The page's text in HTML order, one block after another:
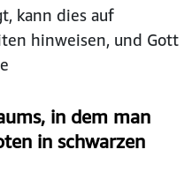
kann dies auf
hinweisen, und Gott
in dem man
in schwarzen